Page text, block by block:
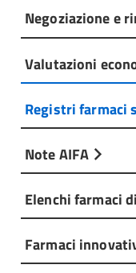
Negoziazione e
Valutazioni
Registri farmaci
Note AIFA
Elenchi farmaci
Farmaci